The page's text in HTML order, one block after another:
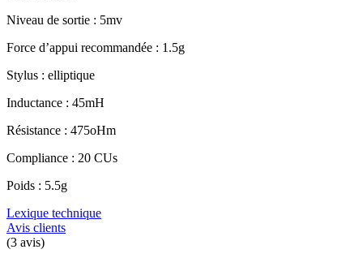
Niveau de sortie : 5mv
Force d’appui recommandée : 1.5g
Stylus : elliptique
Inductance : 45mH
Résistance : 475oHm
Compliance : 20 CUs
Poids : 5.5g
Lexique technique
Avis clients
(3 avis)